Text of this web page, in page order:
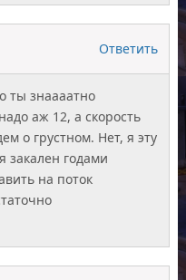
Ответить
ты знаааатно
аж 12, а скорость
о грустном. Нет, я эту
закален годами
на поток